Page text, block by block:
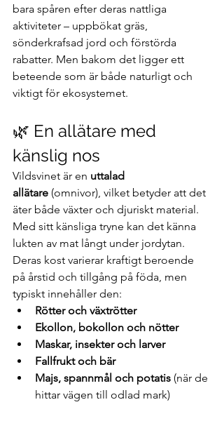
bara spåren efter deras nattliga
aktiviteter – uppbökat gräs,
sönderkrafsad jord och förstörda
rabatter. Men bakom det ligger ett
beteende som är både naturligt och
viktigt för ekosystemet.
🌿 En allätare med
känslig nos
Vildsvinet är en uttalad
allätare (omnivor), vilket betyder att det
äter både växter och djuriskt material.
Med sitt känsliga tryne kan det känna
lukten av mat långt under jordytan.
Deras kost varierar kraftigt beroende
på årstid och tillgång på föda, men
typiskt innehåller den:
Rötter och växtrötter
Ekollon, bokollon och nötter
Maskar, insekter och larver
Fallfrukt och bär
Majs, spannmål och potatis (när de
hittar vägen till odlad mark)